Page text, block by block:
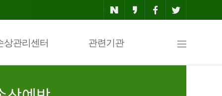
상관리센터 관련기관